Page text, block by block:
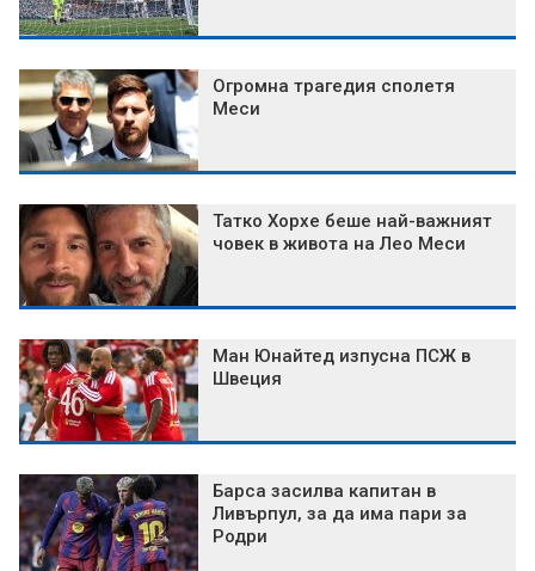
Огромна трагедия сполетя
Меси
Татко Хорхе беше най-важният
човек в живота на Лео Меси
Ман Юнайтед изпусна ПСЖ в
Швеция
Барса засилва капитан в
Ливърпул, за да има пари за
Родри